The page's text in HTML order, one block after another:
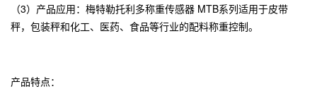
（3）产品应用：梅特勒托利多称重传感器 MTB系列适用于皮带
秤，包装秤和化工、医药、食品等行业的配料称重控制。
产品特点：